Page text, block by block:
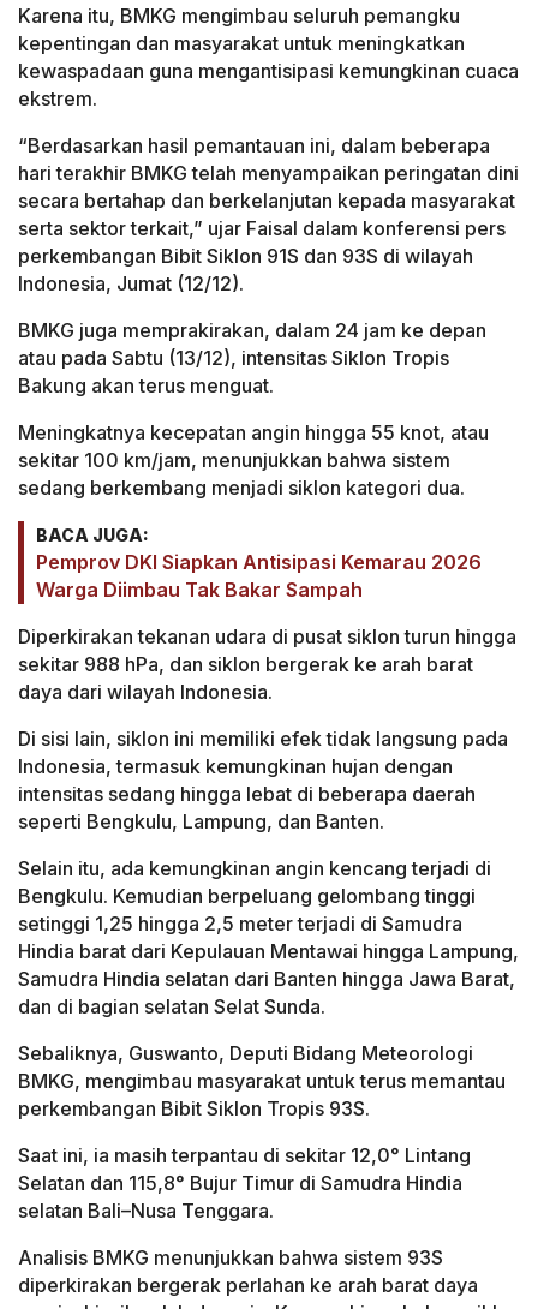
Karena itu, BMKG mengimbau seluruh pemangku
kepentingan dan masyarakat untuk meningkatkan
kewaspadaan guna mengantisipasi kemungkinan cuaca
ekstrem.
“Berdasarkan hasil pemantauan ini, dalam beberapa
hari terakhir BMKG telah menyampaikan peringatan dini
secara bertahap dan berkelanjutan kepada masyarakat
serta sektor terkait,” ujar Faisal dalam konferensi pers
perkembangan Bibit Siklon 91S dan 93S di wilayah
Indonesia, Jumat (12/12).
BMKG juga memprakirakan, dalam 24 jam ke depan
atau pada Sabtu (13/12), intensitas Siklon Tropis
Bakung akan terus menguat.
Meningkatnya kecepatan angin hingga 55 knot, atau
sekitar 100 km/jam, menunjukkan bahwa sistem
sedang berkembang menjadi siklon kategori dua.
BACA JUGA:
Pemprov DKI Siapkan Antisipasi Kemarau 2026
Warga Diimbau Tak Bakar Sampah
Diperkirakan tekanan udara di pusat siklon turun hingga
sekitar 988 hPa, dan siklon bergerak ke arah barat
daya dari wilayah Indonesia.
Di sisi lain, siklon ini memiliki efek tidak langsung pada
Indonesia, termasuk kemungkinan hujan dengan
intensitas sedang hingga lebat di beberapa daerah
seperti Bengkulu, Lampung, dan Banten.
Selain itu, ada kemungkinan angin kencang terjadi di
Bengkulu. Kemudian berpeluang gelombang tinggi
setinggi 1,25 hingga 2,5 meter terjadi di Samudra
Hindia barat dari Kepulauan Mentawai hingga Lampung,
Samudra Hindia selatan dari Banten hingga Jawa Barat,
dan di bagian selatan Selat Sunda.
Sebaliknya, Guswanto, Deputi Bidang Meteorologi
BMKG, mengimbau masyarakat untuk terus memantau
perkembangan Bibit Siklon Tropis 93S.
Saat ini, ia masih terpantau di sekitar 12,0° Lintang
Selatan dan 115,8° Bujur Timur di Samudra Hindia
selatan Bali–Nusa Tenggara.
Analisis BMKG menunjukkan bahwa sistem 93S
diperkirakan bergerak perlahan ke arah barat daya